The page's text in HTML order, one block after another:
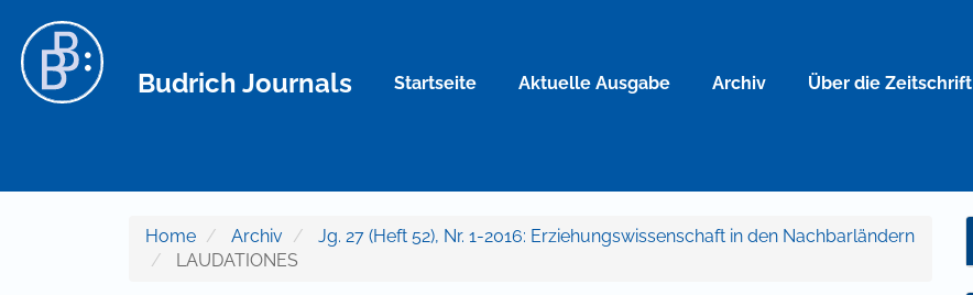
Hauptinhalt
Sidebar
Budrich Journals Startseite Aktuelle Ausgabe Archiv Über die Zeitschrift
Home Archiv
Jg. 27 (Heft 52), Nr. 1-2016: Erziehungswissenschaft in den Nachbarländern
LAUDATIONES